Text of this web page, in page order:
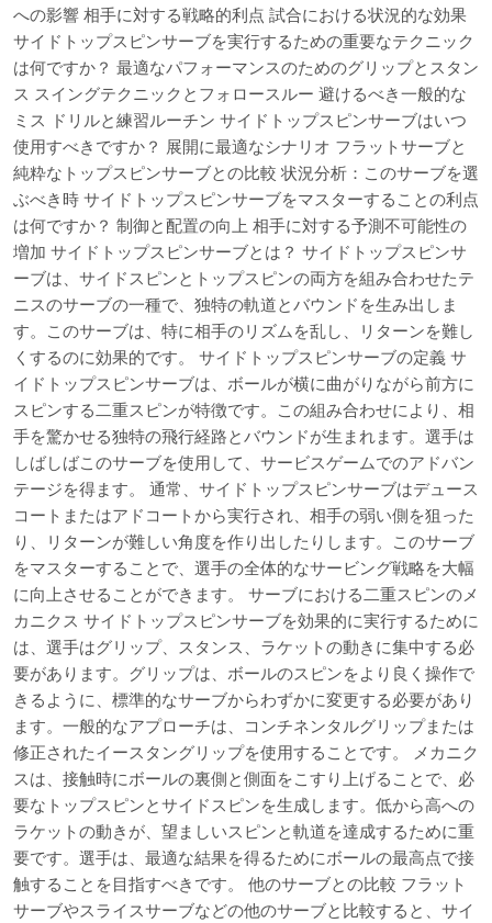
への影響 相手に対する戦略的利点 試合における状況的な効果
サイドトップスピンサーブを実行するための重要なテクニック
は何ですか？ 最適なパフォーマンスのためのグリップとスタン
ス スイングテクニックとフォロースルー 避けるべき一般的な
ミス ドリルと練習ルーチン サイドトップスピンサーブはいつ
使用すべきですか？ 展開に最適なシナリオ フラットサーブと
純粋なトップスピンサーブとの比較 状況分析：このサーブを選
ぶべき時 サイドトップスピンサーブをマスターすることの利点
は何ですか？ 制御と配置の向上 相手に対する予測不可能性の
増加 サイドトップスピンサーブとは？ サイドトップスピンサ
ーブは、サイドスピンとトップスピンの両方を組み合わせたテ
ニスのサーブの一種で、独特の軌道とバウンドを生み出しま
す。このサーブは、特に相手のリズムを乱し、リターンを難し
くするのに効果的です。 サイドトップスピンサーブの定義 サ
イドトップスピンサーブは、ボールが横に曲がりながら前方に
スピンする二重スピンが特徴です。この組み合わせにより、相
手を驚かせる独特の飛行経路とバウンドが生まれます。選手は
しばしばこのサーブを使用して、サービスゲームでのアドバン
テージを得ます。 通常、サイドトップスピンサーブはデュース
コートまたはアドコートから実行され、相手の弱い側を狙った
り、リターンが難しい角度を作り出したりします。このサーブ
をマスターすることで、選手の全体的なサービング戦略を大幅
に向上させることができます。 サーブにおける二重スピンのメ
カニクス サイドトップスピンサーブを効果的に実行するために
は、選手はグリップ、スタンス、ラケットの動きに集中する必
要があります。グリップは、ボールのスピンをより良く操作で
きるように、標準的なサーブからわずかに変更する必要があり
ます。一般的なアプローチは、コンチネンタルグリップまたは
修正されたイースタングリップを使用することです。 メカニク
スは、接触時にボールの裏側と側面をこすり上げることで、必
要なトップスピンとサイドスピンを生成します。低から高への
ラケットの動きが、望ましいスピンと軌道を達成するために重
要です。選手は、最適な結果を得るためにボールの最高点で接
触することを目指すべきです。 他のサーブとの比較 フラット
サーブやスライスサーブなどの他のサーブと比較すると、サイ